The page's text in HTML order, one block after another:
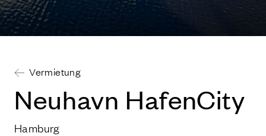
Vermietung
Neu­havn HafenCity
Hamburg